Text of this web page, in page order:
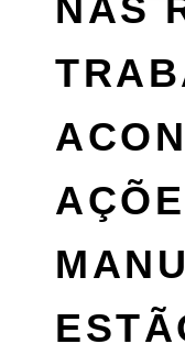
NAS